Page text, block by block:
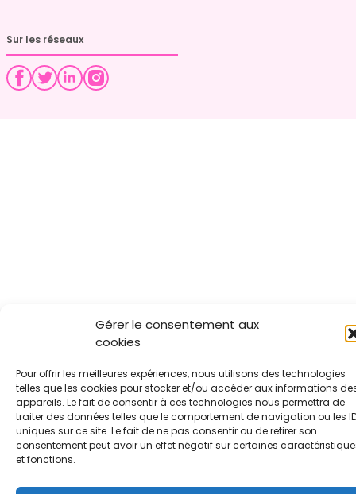
Gérer le consentement aux
cookies
Pour offrir les meilleures expériences, nous utilisons des technologies
telles que les cookies pour stocker et/ou accéder aux informations
appareils. Le fait de consentir à ces technologies nous permettra de
traiter des données telles que le comportement de navigation ou les
uniques sur ce site. Le fait de ne pas consentir ou de retirer son
consentement peut avoir un effet négatif sur certaines
et fonctions.
Sur les réseaux